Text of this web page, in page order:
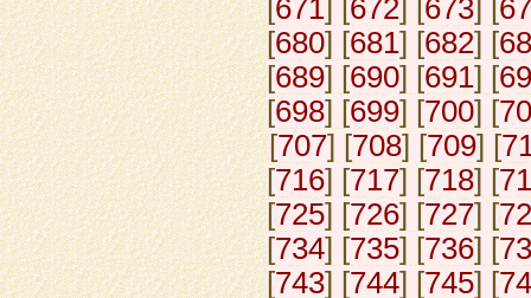
[671] [672] [673] [
[680] [681] [682] [
[689] [690] [691] [
[698] [699] [700] [
[707] [708] [709] [
[716] [717] [718] [
[725] [726] [727] [
[734] [735] [736] [
[743] [744] [745] [